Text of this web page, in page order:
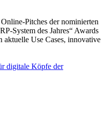
Pitches der nominierten
System des Jahres“ Awards
aktuelle Use Cases, innovative
digitale Köpfe der